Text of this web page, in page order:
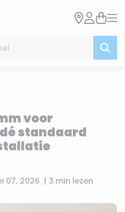
voor
standaard
07, 2026 | 3 min lezen